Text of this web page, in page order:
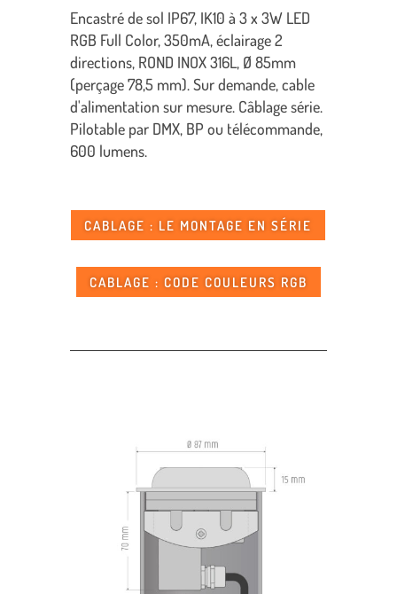
Encastré de sol IP67, IK10 à 3 x 3W LED
RGB Full Color, 350mA, éclairage 2
directions, ROND INOX 316L, Ø 85mm
(perçage 78,5 mm). Sur demande, cable
d'alimentation sur mesure. Câblage série.
Pilotable par DMX, BP ou télécommande,
600 lumens.
CABLAGE : LE MONTAGE EN SÉRIE
CABLAGE : CODE COULEURS RGB